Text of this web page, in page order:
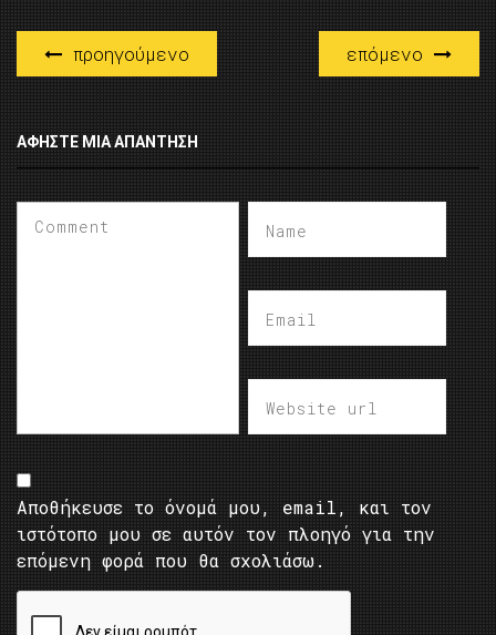
προηγούμενο επόμενο
ΑΦΉΣΤΕ ΜΙΑ ΑΠΆΝΤΗΣΗ
Αποθήκευσε το όνομά μου, email, και τον
ιστότοπο μου σε αυτόν τον πλοηγό για την
επόμενη φορά που θα σχολιάσω.